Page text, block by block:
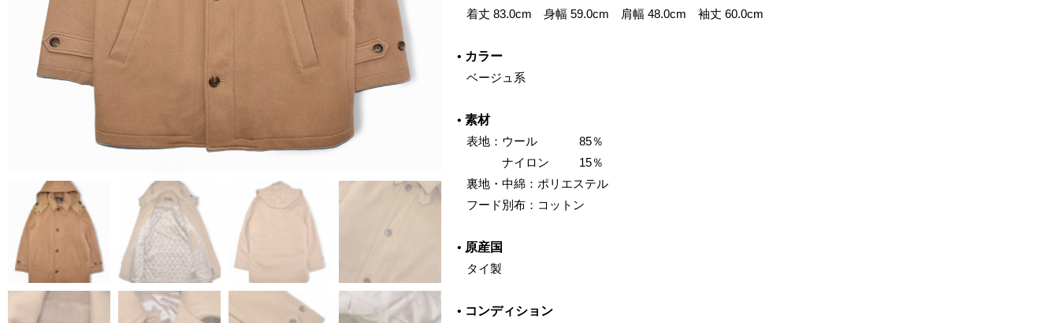
‌ 着丈 83.0cm 身幅 59.0cm 肩幅 48.0cm 袖丈 60.0cm
• カラー
‌ ベージュ系
• 素材
‌ 表地：ウール 85％
‌ ナイロン 15％
‌ 裏地・中綿：ポリエステル
‌ フード別布：コットン
• 原産国
‌ タイ製
• コンディション